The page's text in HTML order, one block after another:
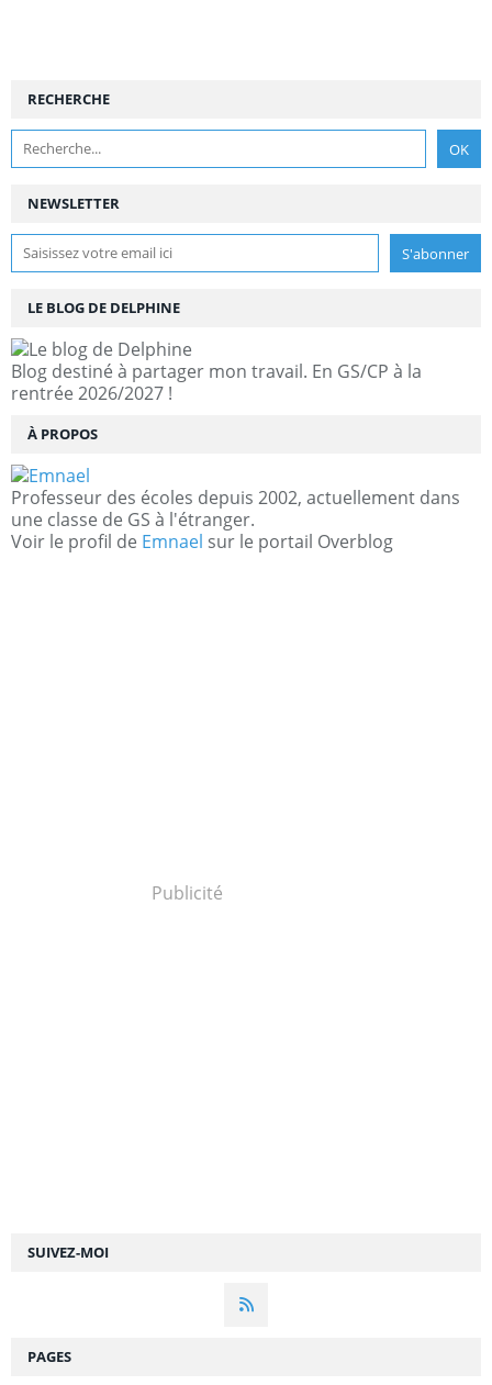
NEWSLETTER
SUIVEZ-MOI
RECHERCHE
LE BLOG DE DELPHINE
Blog destiné à partager mon travail. En GS/CP à la
rentrée 2026/2027 !
À PROPOS
Professeur des écoles depuis 2002, actuellement dans
une classe de GS à l'étranger.
Voir le profil de Emnael sur le portail Overblog
Publicité
PAGES